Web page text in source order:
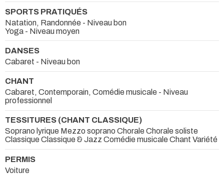
SPORTS PRATIQUÉS
Natation, Randonnée - Niveau bon
Yoga - Niveau moyen
DANSES
Cabaret - Niveau bon
CHANT
Cabaret, Contemporain, Comédie musicale - Niveau
professionnel
TESSITURES (CHANT CLASSIQUE)
Soprano lyrique Mezzo soprano Chorale Chorale soliste
Classique Classique & Jazz Comédie musicale Chant Variété
PERMIS
Voiture